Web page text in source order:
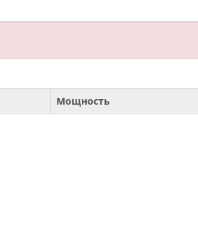
Мощность